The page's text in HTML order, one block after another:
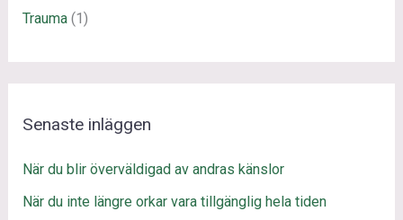
Trauma(1)
Senaste inläggen
När du blir överväldigad av andras känslor
När du inte längre orkar vara tillgänglig hela tiden